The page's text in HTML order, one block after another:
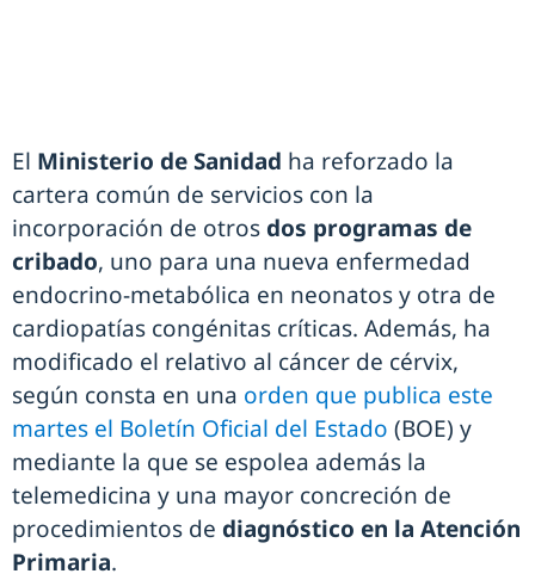
El Ministerio de Sanidad ha reforzado la
cartera común de servicios con la
incorporación de otros dos programas de
cribado, uno para una nueva enfermedad
endocrino-metabólica en neonatos y otra de
cardiopatías congénitas críticas. Además, ha
modificado el relativo al cáncer de cérvix,
según consta en una orden que publica este
martes el Boletín Oficial del Estado (BOE) y
mediante la que se espolea además la
telemedicina y una mayor concreción de
procedimientos de diagnóstico en la Atención
Primaria.